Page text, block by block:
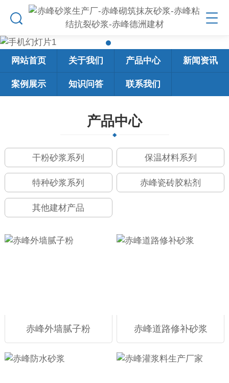
网站首页 关于我们 产品中心 新闻资讯
案例展示 知识问答 联系我们
产品中心
干粉砂浆系列 保温材料系列
特种砂浆系列 赤峰瓷砖胶粘剂
其他建材产品
赤峰外墙腻子粉 赤峰道路修补砂浆